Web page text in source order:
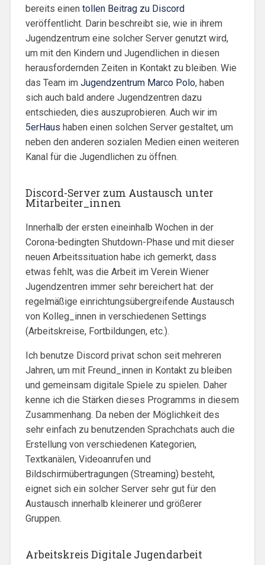
bereits einen tollen Beitrag zu Discord
veröffentlicht. Darin beschreibt sie, wie in ihrem
Jugendzentrum eine solcher Server genutzt wird,
um mit den Kindern und Jugendlichen in diesen
herausfordernden Zeiten in Kontakt zu bleiben. Wie
das Team im Jugendzentrum Marco Polo, haben
sich auch bald andere Jugendzentren dazu
entschieden, dies auszuprobieren. Auch wir im
5erHaus haben einen solchen Server gestaltet, um
neben den anderen sozialen Medien einen weiteren
Kanal für die Jugendlichen zu öffnen.
Discord-Server zum Austausch unter
Mitarbeiter_innen
Innerhalb der ersten eineinhalb Wochen in der
Corona-bedingten Shutdown-Phase und mit dieser
neuen Arbeitssituation habe ich gemerkt, dass
etwas fehlt, was die Arbeit im Verein Wiener
Jugendzentren immer sehr bereichert hat: der
regelmäßige einrichtungsübergreifende Austausch
von Kolleg_innen in verschiedenen Settings
(Arbeitskreise, Fortbildungen, etc.).
Ich benutze Discord privat schon seit mehreren
Jahren, um mit Freund_innen in Kontakt zu bleiben
und gemeinsam digitale Spiele zu spielen. Daher
kenne ich die Stärken dieses Programms in diesem
Zusammenhang. Da neben der Möglichkeit des
sehr einfach zu benutzenden Sprachchats auch die
Erstellung von verschiedenen Kategorien,
Textkanälen, Videoanrufen und
Bildschirmübertragungen (Streaming) besteht,
eignet sich ein solcher Server sehr gut für den
Austausch innerhalb kleinerer und größerer
Gruppen.
Arbeitskreis Digitale Jugendarbeit